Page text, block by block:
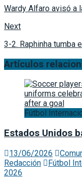
Wardy Alfaro avisó a
Next
3-2. Raphinha tumba
Artículos
Fútbol
Estados Unidos
13/06/2026
Redacción
Fútbol
2026